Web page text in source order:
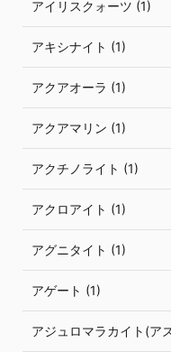
アイリスクォーツ (1)
アキシナイト (1)
アクアオーラ (1)
アクアマリン (1)
アクチノライト (1)
アクロアイト (1)
アグニタイト (1)
アゲート (1)
アジュロマラカイト(ア